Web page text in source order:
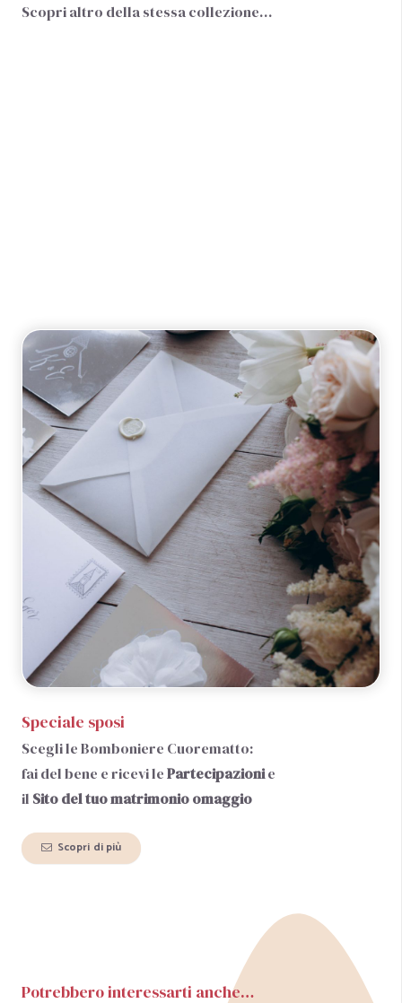
Scopri altro della stessa collezione…
Speciale sposi
Scegli le Bomboniere Cuorematto:
fai del bene e ricevi lePartecipazionie
il Sito del tuo matrimonioomaggio
Scopri di più
Potrebbero interessarti anche…